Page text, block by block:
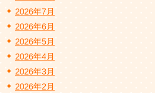
2026年7月
2026年6月
2026年5月
2026年4月
2026年3月
2026年2月